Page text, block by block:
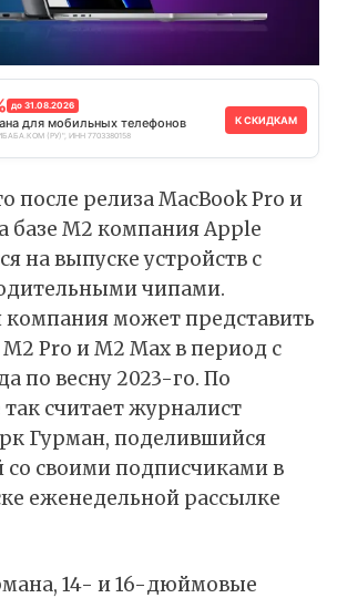
до 31.08.2026
для мобильных телефонов
(РУ)", ИНН 7703380158
К СКИДКАМ
после релиза MacBook Pro и
базе M2 компания Apple
на выпуске устройств с
чипами.
компания может представить
Pro и M2 Max в период с
по весну 2023-го. По
считает журналист
Гурман, поделившийся
своими подписчиками в
еженедельной рассылке
14- и 16-дюймовые